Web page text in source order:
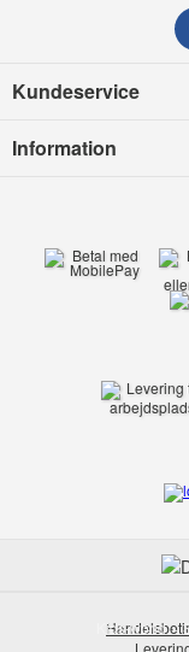
Kundeservice
Information
Kids-world